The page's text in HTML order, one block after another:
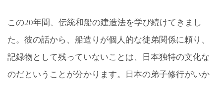
この20年間、伝統和船の建造法を学び続けてきまし
た。彼の話から、船造りが個人的な徒弟関係に頼り、
記録物として残っていないことは、日本独特の文化な
のだということが分かります。日本の弟子修行がいか